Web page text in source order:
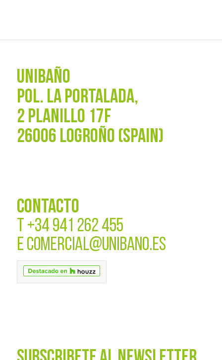
UNIBAÑO
POL. La Portalada,
2 PLANILLO 17F
26006 LOGROÑO (SPAIN)
CONTACTO
T +34 941 262 455
E COMERCIAL@UNIBANO.ES